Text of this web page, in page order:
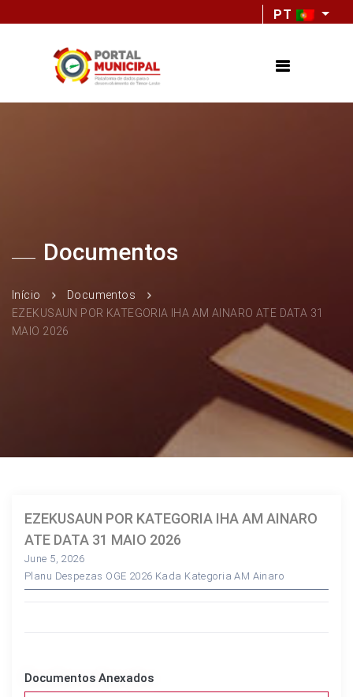
PT
Documentos
Início
Documentos
EZEKUSAUN POR KATEGORIA IHA AM AINARO ATE DATA 31
MAIO 2026
EZEKUSAUN POR KATEGORIA IHA AM AINARO
ATE DATA 31 MAIO 2026
June 5, 2026
Planu Despezas OGE 2026 Kada Kategoria AM Ainaro
Documentos Anexados